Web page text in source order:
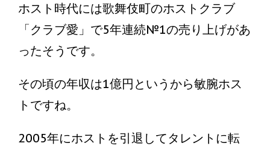
ホスト時代には歌舞伎町のホストクラブ
「クラブ愛」で5年連続№1の売り上げがあ
ったそうです。
その頃の年収は1億円というから敏腕ホス
トですね。
2005年にホストを引退してタレントに転